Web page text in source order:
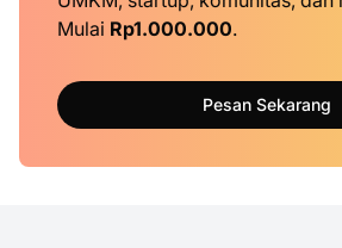
Mulai Rp1.000.000.
Pesan Sekarang